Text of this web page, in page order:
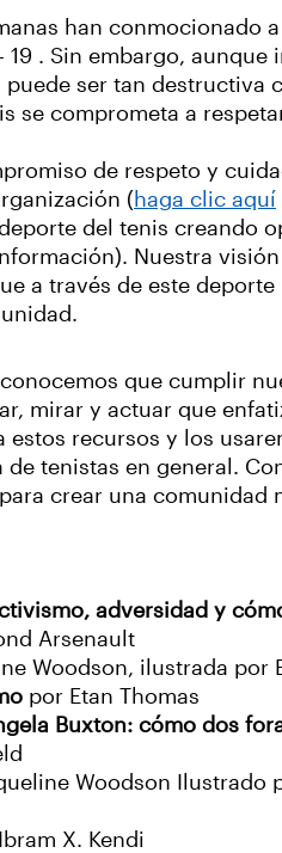
han
19 . Sin embargo,
ser tan destructiva
se comprometa a
de respeto y
( haga clic aquí
del tenis creando
Nuestra
a través de este
que cumplir
mirar y actuar que
estos recursos y los
tenistas en general.
crear una comunidad
adversidad y
Arsenault
Woodson, ilustrada por
por Etan Thomas
Buxton: cómo dos
Woodson Ilustrado
X. Kendi